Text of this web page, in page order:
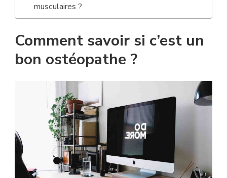
musculaires ?
Comment savoir si c’est un
bon ostéopathe ?